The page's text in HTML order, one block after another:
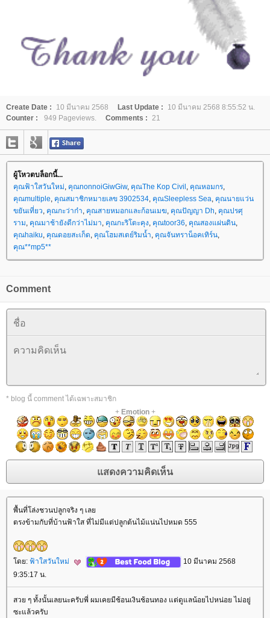
Create Date : 10 มีนาคม 2568 Last Update :
10 มีนาคม 2568 8:55:52 น.
Counter :
949 Pageviews. Comments : 21
ผู้โหวตบล็อกนี้...
คุณฟ้าใสวันใหม่, คุณnonnoiGiwGiw, คุณThe Kop Civil , คุณหอมกร,
คุณmultiple, คุณสมาชิกหมายเลข 3902534, คุณSleepless Sea, คุณนายแว่น
ขยันเที่ยว, คุณกะว่าก๋า, คุณสายหมอกและก้อนเมฆ, คุณปัญญา Dh, คุณปรศุ
ราม, คุณมาช้ายังดีกว่าไม่มา, คุณกะริโตะคุง, คุณtoor36, คุณสองแผ่นดิน,
คุณhaiku, คุณดอยสะเก็ด, คุณโฮมสเตย์ริมน้ำ, คุณจันทราน็อคเทิร์น,
คุณ**mp5**
Comment
* blog นี้ comment ได้เฉพาะสมาชิก
+ Emotion+
พื้นที่โล่งชวนปลูกจริง ๆ เล
ตรงข้ามกับที่บ้านฟ้าใส ที่ไม่มีแต่ปลูกต้นไม้แน่นไปหมด 555
ดย: ฟ้าใสวันใหม่
10 มีนาคม 2568
9:35:17 น.
สวย ๆ ทั้งนั้นเลยนะครับพี่ ผมเคยมีช้อนเงินช้อนทอง แต่ดูแลน้อยไปหน่อย ไม่อยู่
ซะแล้วครับ